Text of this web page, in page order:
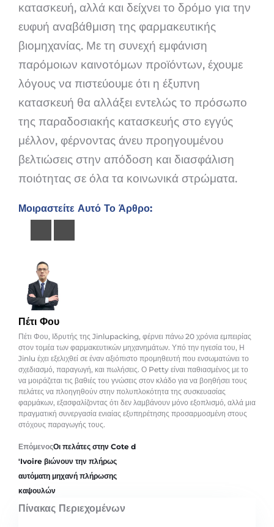
κατασκευή, αλλά και δείχνει το δρόμο για την
ευφυή αναβάθμιση της φαρμακευτικής
βιομηχανίας. Με τη συνεχή εμφάνιση
παρόμοιων καινοτόμων προϊόντων, έχουμε
λόγους να πιστεύουμε ότι η έξυπνη
κατασκευή θα αλλάξει εντελώς το πρόσωπο
της παραδοσιακής κατασκευής στο εγγύς
μέλλον, φέρνοντας άνευ προηγουμένου
βελτιώσεις στην απόδοση και διασφάλιση
ποιότητας σε όλα τα κοινωνικά στρώματα.
Μοιραστείτε Αυτό Το Άρθρο:
Πέτι Φου
Πέτι Φου, Ιδρυτής της Jinlupacking, φέρνει πάνω 20 χρόνια εμπειρίας
στον τομέα των φαρμακευτικών μηχανημάτων. Υπό την ηγεσία του, Η
Jinlu έχει εξελιχθεί σε έναν αξιόπιστο προμηθευτή που ενσωματώνει το
σχεδιασμό, παραγωγή, και πωλήσεις. Ο Petty είναι παθιασμένος με το
να μοιράζεται τις βαθιές του γνώσεις στον κλάδο για να βοηθήσει τους
πελάτες να πλοηγηθούν στην πολυπλοκότητα της συσκευασίας
φαρμάκων, εξασφαλίζοντας ότι δεν λαμβάνουν μόνο εξοπλισμό, αλλά μια
πραγματική συνεργασία ενιαίας εξυπηρέτησης προσαρμοσμένη στους
στόχους παραγωγής τους.
ΕπόμενοςΟι πελάτες στην Cote d
'Ivoire βιώνουν την πλήρως
αυτόματη μηχανή πλήρωσης
καψουλών
Πίνακας Περιεχομένων